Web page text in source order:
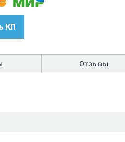
КП
Отзывы